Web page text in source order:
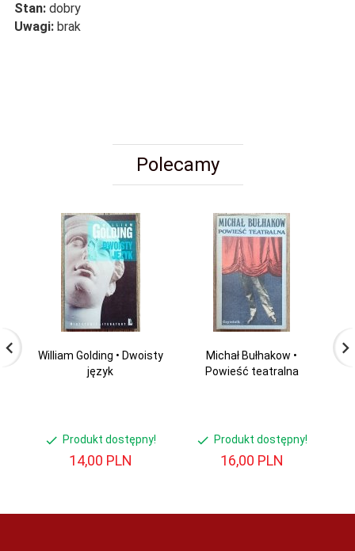
Stan: dobry
Uwagi: brak
Polecamy
William Golding • Dwoisty
język
Produkt dostępny!
14,00 PLN
Michał Bułhakow •
Powieść teatralna
Produkt dostępny!
16,00 PLN